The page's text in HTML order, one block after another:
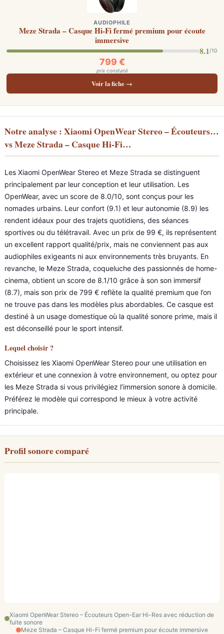
AUDIOPHILE
Meze Strada – Casque Hi-Fi fermé premium pour écoute
immersive
8.1/10
799 €
prix constaté
Voir la fiche →
Notre analyse : Xiaomi OpenWear Stereo – Écouteurs…
vs Meze Strada – Casque Hi-Fi…
Les Xiaomi OpenWear Stereo et Meze Strada se distinguent
principalement par leur conception et leur utilisation. Les
OpenWear, avec un score de 8.0/10, sont conçus pour les
nomades urbains. Leur confort (9.1) et leur autonomie (8.9) les
rendent idéaux pour des trajets quotidiens, des séances
sportives ou du télétravail. Avec un prix de 99 €, ils représentent
un excellent rapport qualité/prix, mais ne conviennent pas aux
audiophiles exigeants ni aux environnements très bruyants. En
revanche, le Meze Strada, coqueluche des passionnés de home-
cinema, obtient un score de 8.1/10 grâce à son son immersif
(8.7), mais son prix de 799 € reflète la qualité premium que l’on
ne trouve pas dans les modèles plus abordables. Ce casque est
destiné à un usage domestique où la qualité sonore prime, mais il
est déconseillé pour le sport intensif.
Lequel choisir ?
Choisissez les Xiaomi OpenWear Stereo pour une utilisation en
extérieur et une connexion à votre environnement, ou optez pour
les Meze Strada si vous privilégiez l’immersion sonore à domicile.
Préférez le modèle qui correspond le mieux à votre activité
principale.
Profil sonore comparé
Xiaomi OpenWear Stereo – Écouteurs Open-Ear Hi-Res avec réduction de
fuite sonore
Meze Strada – Casque Hi-Fi fermé premium pour écoute immersive